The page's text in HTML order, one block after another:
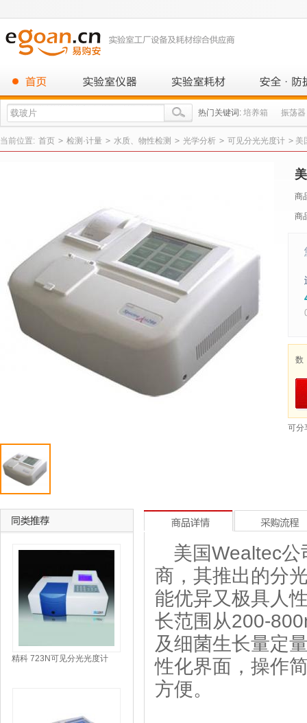
热门关键词: 培养箱 振荡器
当前位置: 首页 > 检测·计量 > 水质、物性检测 > 光学分析 > 可见分光光度计 > 美
商
商
数
可分
美国Wealtec公
商，其推出的分
能优异又极具人
长范围从200-
及细菌生长量定
性化界面，操作
方便。
精科 723N可见分光光度计